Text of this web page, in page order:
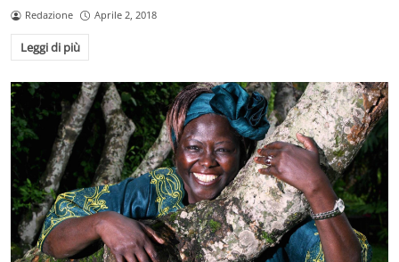
Redazione Aprile 2, 2018
Leggi di più